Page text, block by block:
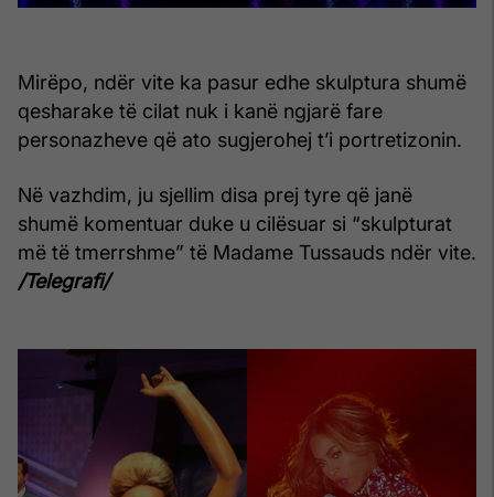
Mirëpo, ndër vite ka pasur edhe skulptura shumë
qesharake të cilat nuk i kanë ngjarë fare
personazheve që ato sugjerohej t’i portretizonin.
Në vazhdim, ju sjellim disa prej tyre që janë
shumë komentuar duke u cilësuar si “skulpturat
më të tmerrshme” të Madame Tussauds ndër vite.
/Telegrafi/